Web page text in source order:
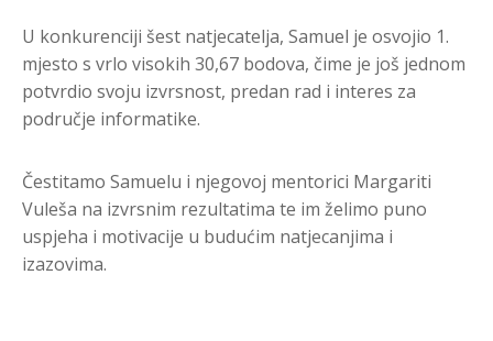
U konkurenciji šest natjecatelja, Samuel je osvojio 1.
mjesto s vrlo visokih 30,67 bodova, čime je još jednom
potvrdio svoju izvrsnost, predan rad i interes za
područje informatike.
Čestitamo Samuelu i njegovoj mentorici Margariti
Vuleša na izvrsnim rezultatima te im želimo puno
uspjeha i motivacije u budućim natjecanjima i
izazovima.